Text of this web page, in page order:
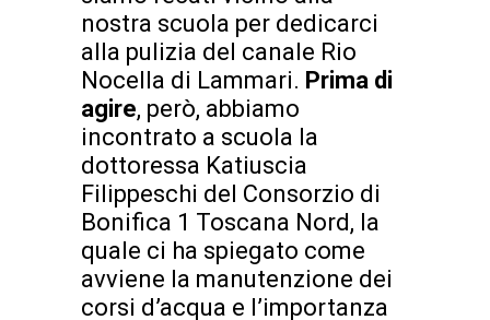
nostra scuola per dedicarci
alla pulizia del canale Rio
Nocella di Lammari. Prima di
agire, però, abbiamo
incontrato a scuola la
dottoressa Katiuscia
Filippeschi del Consorzio di
Bonifica 1 Toscana Nord, la
quale ci ha spiegato come
avviene la manutenzione dei
corsi d’acqua e l’importanza